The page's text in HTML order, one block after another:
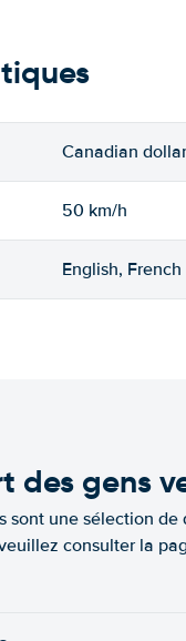
Canadian dollar
50 km/h
English, French
des gens
sont une sélection
consulter la